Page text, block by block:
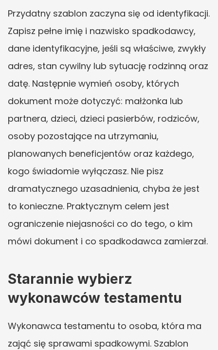
Przydatny szablon zaczyna się od identyfikacji.
Zapisz pełne imię i nazwisko spadkodawcy,
dane identyfikacyjne, jeśli są właściwe, zwykły
adres, stan cywilny lub sytuację rodzinną oraz
datę. Następnie wymień osoby, których
dokument może dotyczyć: małżonka lub
partnera, dzieci, dzieci pasierbów, rodziców,
osoby pozostające na utrzymaniu,
planowanych beneficjentów oraz każdego,
kogo świadomie wyłączasz. Nie pisz
dramatycznego uzasadnienia, chyba że jest
to konieczne. Praktycznym celem jest
ograniczenie niejasności co do tego, o kim
mówi dokument i co spadkodawca zamierzał.
Starannie wybierz
wykonawców testamentu
Wykonawca testamentu to osoba, która ma
zająć się sprawami spadkowymi. Szablon